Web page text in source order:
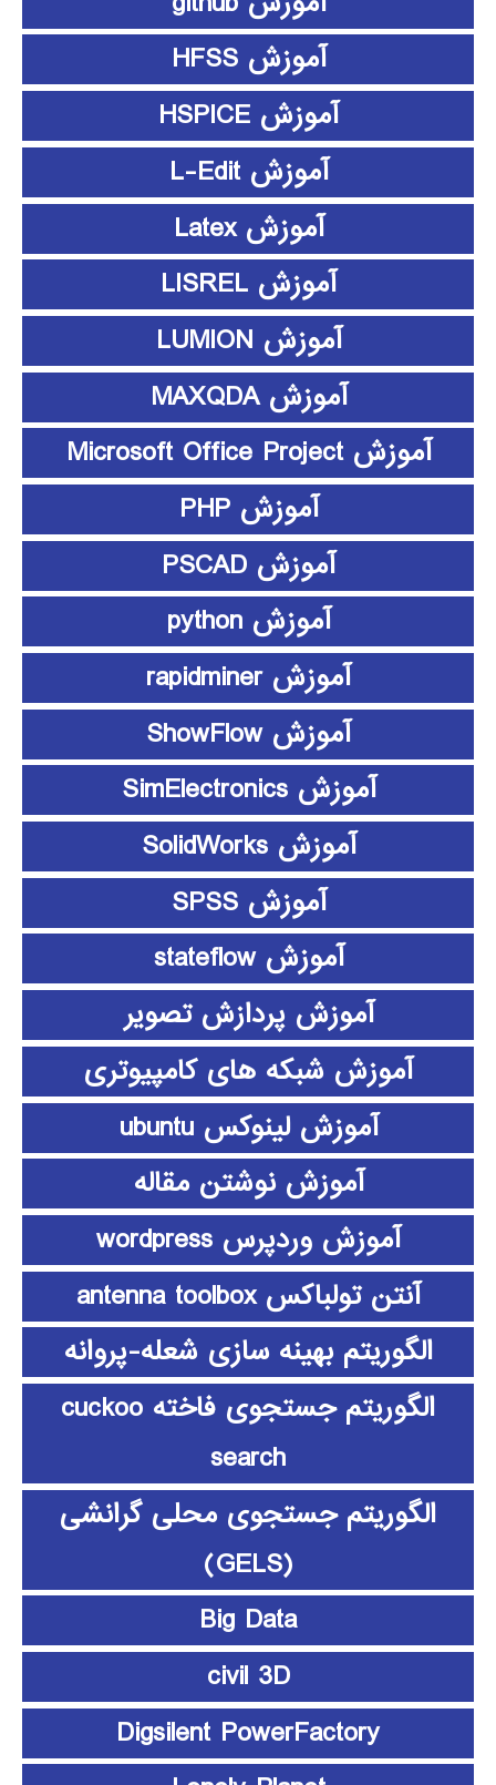
آموزش HFSS
آموزش HSPICE
آموزش L-Edit
آموزش Latex
آموزش LISREL
آموزش LUMION
آموزش MAXQDA
آموزش Microsoft Office Project
آموزش PHP
آموزش PSCAD
آموزش python
آموزش rapidminer
آموزش ShowFlow
آموزش SimElectronics
آموزش SolidWorks
آموزش SPSS
آموزش stateflow
آموزش پردازش تصویر
آموزش شبکه های کامپیوتری
آموزش لینوکس ubuntu
آموزش نوشتن مقاله
آموزش وردپرس wordpress
آنتن تولباکس antenna toolbox
الگوریتم بهینه سازی شعله-پروانه
الگوریتم جستجوی فاخته cuckoo
search
الگوریتم جستجوی محلی گرانشی
(GELS)
Big Data
civil 3D
Digsilent PowerFactory